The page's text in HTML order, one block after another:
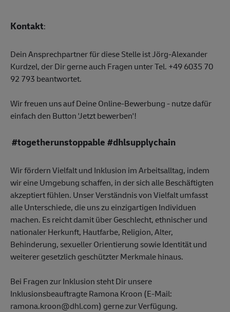
Kontakt:
Dein Ansprechpartner für diese Stelle ist Jörg-Alexander
Kurdzel, der Dir gerne auch Fragen unter Tel. +49 6035 70
92 793 beantwortet.
Wir freuen uns auf Deine Online-Bewerbung - nutze dafür
einfach den Button 'Jetzt bewerben'!
#togetherunstoppable #dhlsupplychain
Wir fördern Vielfalt und Inklusion im Arbeitsalltag, indem
wir eine Umgebung schaffen, in der sich alle Beschäftigten
akzeptiert fühlen. Unser Verständnis von Vielfalt umfasst
alle Unterschiede, die uns zu einzigartigen Individuen
machen. Es reicht damit über Geschlecht, ethnischer und
nationaler Herkunft, Hautfarbe, Religion, Alter,
Behinderung, sexueller Orientierung sowie Identität und
weiterer gesetzlich geschützter Merkmale hinaus.
Bei Fragen zur Inklusion steht Dir unsere
Inklusionsbeauftragte Ramona Kroon (E-Mail:
ramona.kroon@dhl.com) gerne zur Verfügung.